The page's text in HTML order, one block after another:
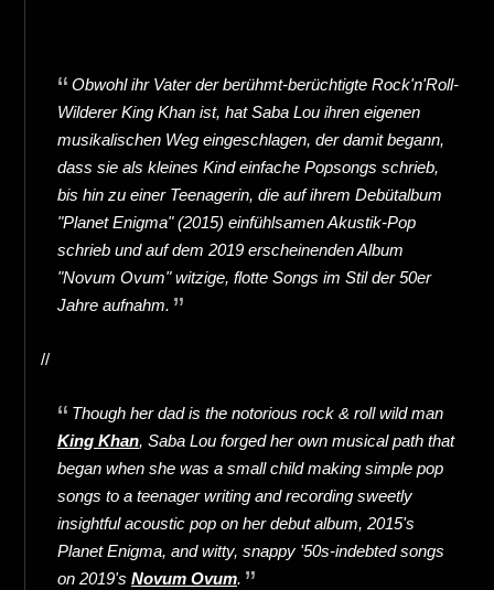
Obwohl ihr Vater der berühmt-berüchtigte Rock'n'Roll-
Wilderer King Khan ist, hat Saba Lou ihren eigenen
musikalischen Weg eingeschlagen, der damit begann,
dass sie als kleines Kind einfache Popsongs schrieb,
bis hin zu einer Teenagerin, die auf ihrem Debütalbum
"Planet Enigma" (2015) einfühlsamen Akustik-Pop
schrieb und auf dem 2019 erscheinenden Album
"Novum Ovum" witzige, flotte Songs im Stil der 50er
Jahre aufnahm.
//
Though her dad is the notorious rock & roll wild man
King Khan, Saba Lou forged her own musical path that
began when she was a small child making simple pop
songs to a teenager writing and recording sweetly
insightful acoustic pop on her debut album, 2015's
Planet Enigma, and witty, snappy '50s-indebted songs
on 2019's Novum Ovum.